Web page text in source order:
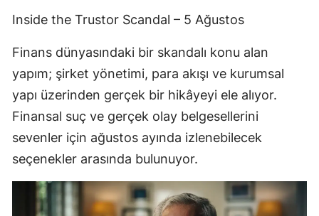
Inside the Trustor Scandal – 5 Ağustos
Finans dünyasındaki bir skandalı konu alan
yapım; şirket yönetimi, para akışı ve kurumsal
yapı üzerinden gerçek bir hikâyeyi ele alıyor.
Finansal suç ve gerçek olay belgesellerini
sevenler için ağustos ayında izlenebilecek
seçenekler arasında bulunuyor.